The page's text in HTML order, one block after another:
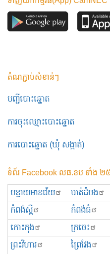
តំណភ្ជាប់សំខាន់ៗ
បញ្ជីបោះឆ្នោត
ការចុះឈ្មោះបោះឆ្នោត
ការបោះឆ្នោត (ឃុំ សង្កាត់)
ទំព័រ Facebook លធ.ខប ទាំង ២៥
បន្ទាយមានជ័យ បាត់ដំបង
កំពង់ស្ពឺ
កំពង់ធំ
កោះកុង
ក្រចេះ
ព្រះ​វិហារ
ព្រៃវែង